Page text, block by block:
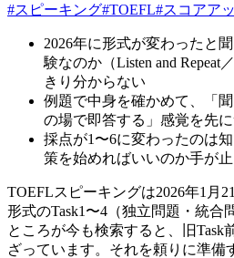
#スピーキング#TOEFL#スコアア
2026年に形式が変わったと
験なのか（Listen and Repeat
きり分からない
例題で中身を確かめて、「
の場で即答する」感覚を先
採点が1〜6に変わったのは
策を始めればいいのか手が
TOEFLスピーキングは2026年1月
形式のTask1〜4（独立問題・統合
ところが今も検索すると、旧Task
ざっています。それを頼りに準備